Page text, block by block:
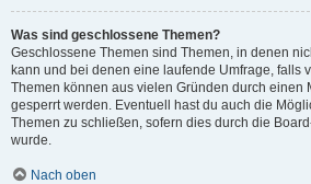
Was sind geschlossene Themen?
Geschlossene Themen sind Themen, in denen
kann und bei denen eine laufende Umfrage, falls
Themen können aus vielen Gründen durch einen
gesperrt werden. Eventuell hast du auch die
Themen zu schließen, sofern dies durch die
wurde.
Nach oben